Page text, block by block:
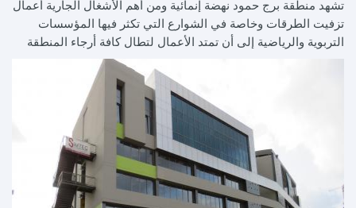
تشهد منطقة برج حمود نهضة إنمائية ومن أهم الأشغال الجارية أعمال
تزفيت الطرقات وخاصة في الشوارع التي تكثر فيها المؤسسات
التربوية والرياضية إلى أن تمتد الأعمال لتطال كافة أرجاء المنطقة